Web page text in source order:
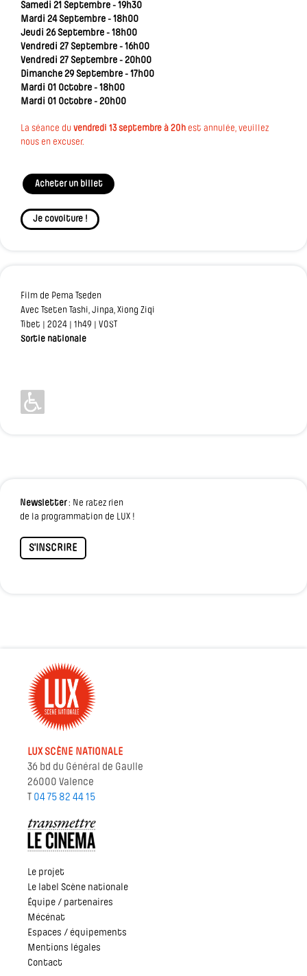
Samedi 21 Septembre - 19h30
Mardi 24 Septembre - 18h00
Jeudi 26 Septembre - 18h00
Vendredi 27 Septembre - 16h00
Vendredi 27 Septembre - 20h00
Dimanche 29 Septembre - 17h00
Mardi 01 Octobre - 18h00
Mardi 01 Octobre - 20h00
La séance du vendredi 13 septembre à 20h est annulée, veuillez
nous en excuser.
Acheter un billet
Je covoiture !
Film de Pema Tseden
Avec Tseten Tashi, Jinpa, Xiong Ziqi
Tibet | 2024 | 1h49 | VOST
Sortie nationale
Newsletter: Ne ratez rien
de la programmation de LUX !
S'INSCRIRE
LUX SCÈNE NATIONALE
36 bd du Général de Gaulle
26000 Valence
T 04 75 82 44 15
Le projet
Le label Scène nationale
Équipe / partenaires
Mécénat
Espaces / équipements
Mentions légales
Contact